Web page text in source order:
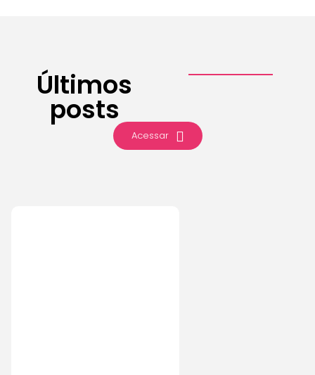
Últimos
posts
Acessar